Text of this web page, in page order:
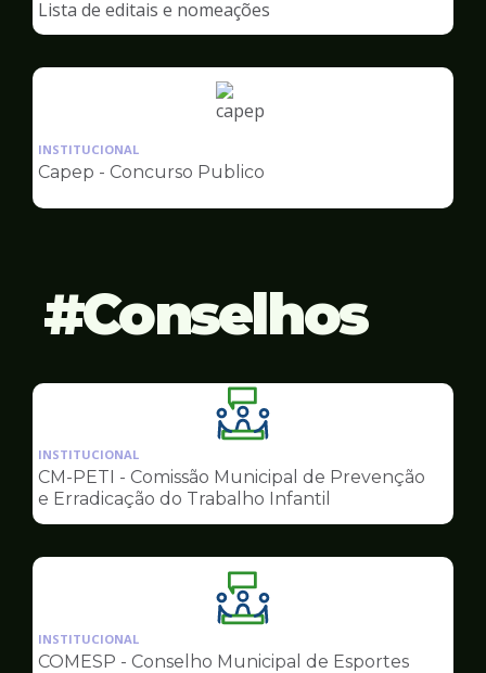
Capep
Lista de editais e nomeações
Ilustração
pagina
Capep
INSTITUCIONAL
Capep - Concurso Publico
Conselhos
Ilustração
da
pagina
de
Conselhos
INSTITUCIONAL
CM-PETI - Comissão Municipal de Prevenção
e Erradicação do Trabalho Infantil
Ilustração
da
pagina
INSTITUCIONAL
COMESP - Conselho Municipal de Esportes